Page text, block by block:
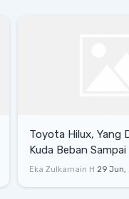
Toyota Hilux, Yang
Kuda Beban
Lifestyle
Eka Zulkarnain H 29 Jun,